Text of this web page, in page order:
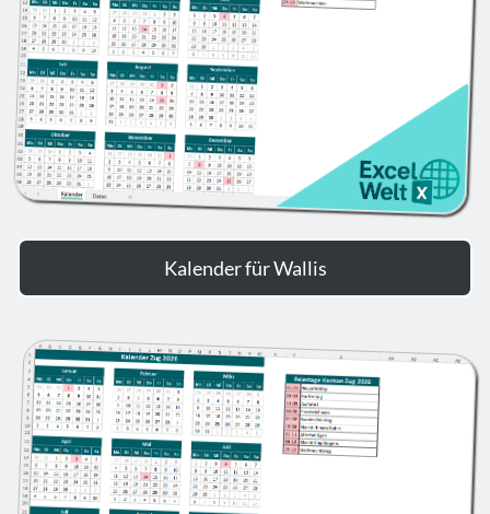
Kalender für Wallis